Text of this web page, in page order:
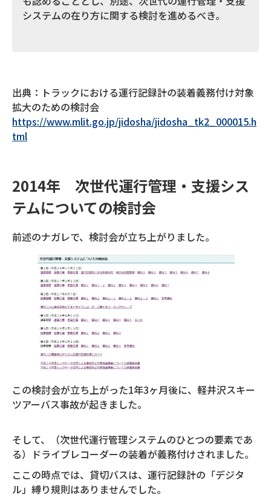
システムの在り方に関する検討を進めるべき。
出典：トラックにおける運行記録計の装着義務付け対象
拡大のための検討会
https://www.mlit.go.jp/jidosha/jidosha_tk2_000015.h
tml
2014年 次世代運行管理・支援シス
テムについての検討会
前述のナガレで、検討会が立ち上がりました。
この検討会が立ち上がった1年3ヶ月後に、軽井沢スキー
ツアーバス事故が起きました。
そして、（次世代運行管理システムのひとつの要素であ
る）ドライブレコーダーの装着が義務付けされました。
ここの時点では、貸切バスは、運行記録計の「デジタ
ル」縛り規則はありませんでした。